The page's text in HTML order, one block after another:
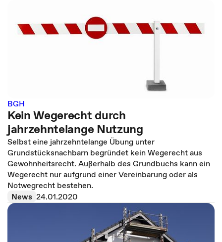
BGH
Kein Wegerecht durch
jahrzehntelange Nutzung
Selbst eine jahrzehntelange Übung unter
Grundstücksnachbarn begründet kein Wegerecht aus
Gewohnheitsrecht. Außerhalb des Grundbuchs kann ein
Wegerecht nur aufgrund einer Vereinbarung oder als
Notwegrecht bestehen.
News 24.01.2020